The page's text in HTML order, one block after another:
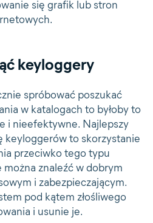
się grafik lub stron
keyloggery
spróbować poszukać
w katalogach to byłoby to
i nieefektywne. Najlepszy
keyloggerów to skorzystanie
przeciwko tego typu
znaleźć w dobrym
i zabezpieczającym.
pod kątem złośliwego
i usunie je.